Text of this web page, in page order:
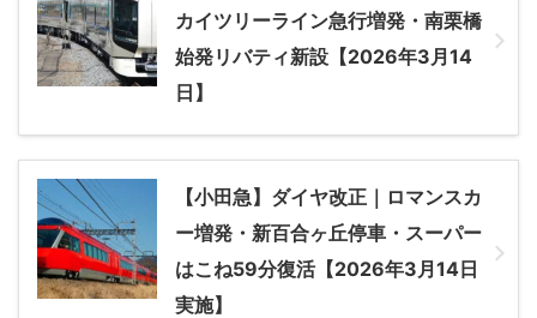
カイツリーライン急行増発・南栗橋
始発リバティ新設【2026年3月14
日】
【小田急】ダイヤ改正｜ロマンスカ
ー増発・新百合ヶ丘停車・スーパー
はこね59分復活【2026年3月14日
実施】